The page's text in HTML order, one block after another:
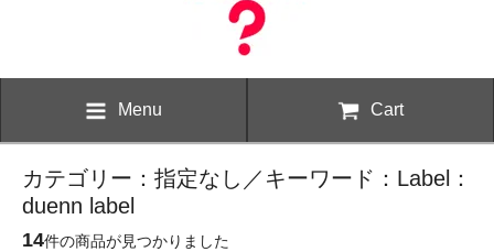
Menu Cart
カテゴリー：指定なし／キーワード：Label：
duenn label
14件の商品が見つかりました